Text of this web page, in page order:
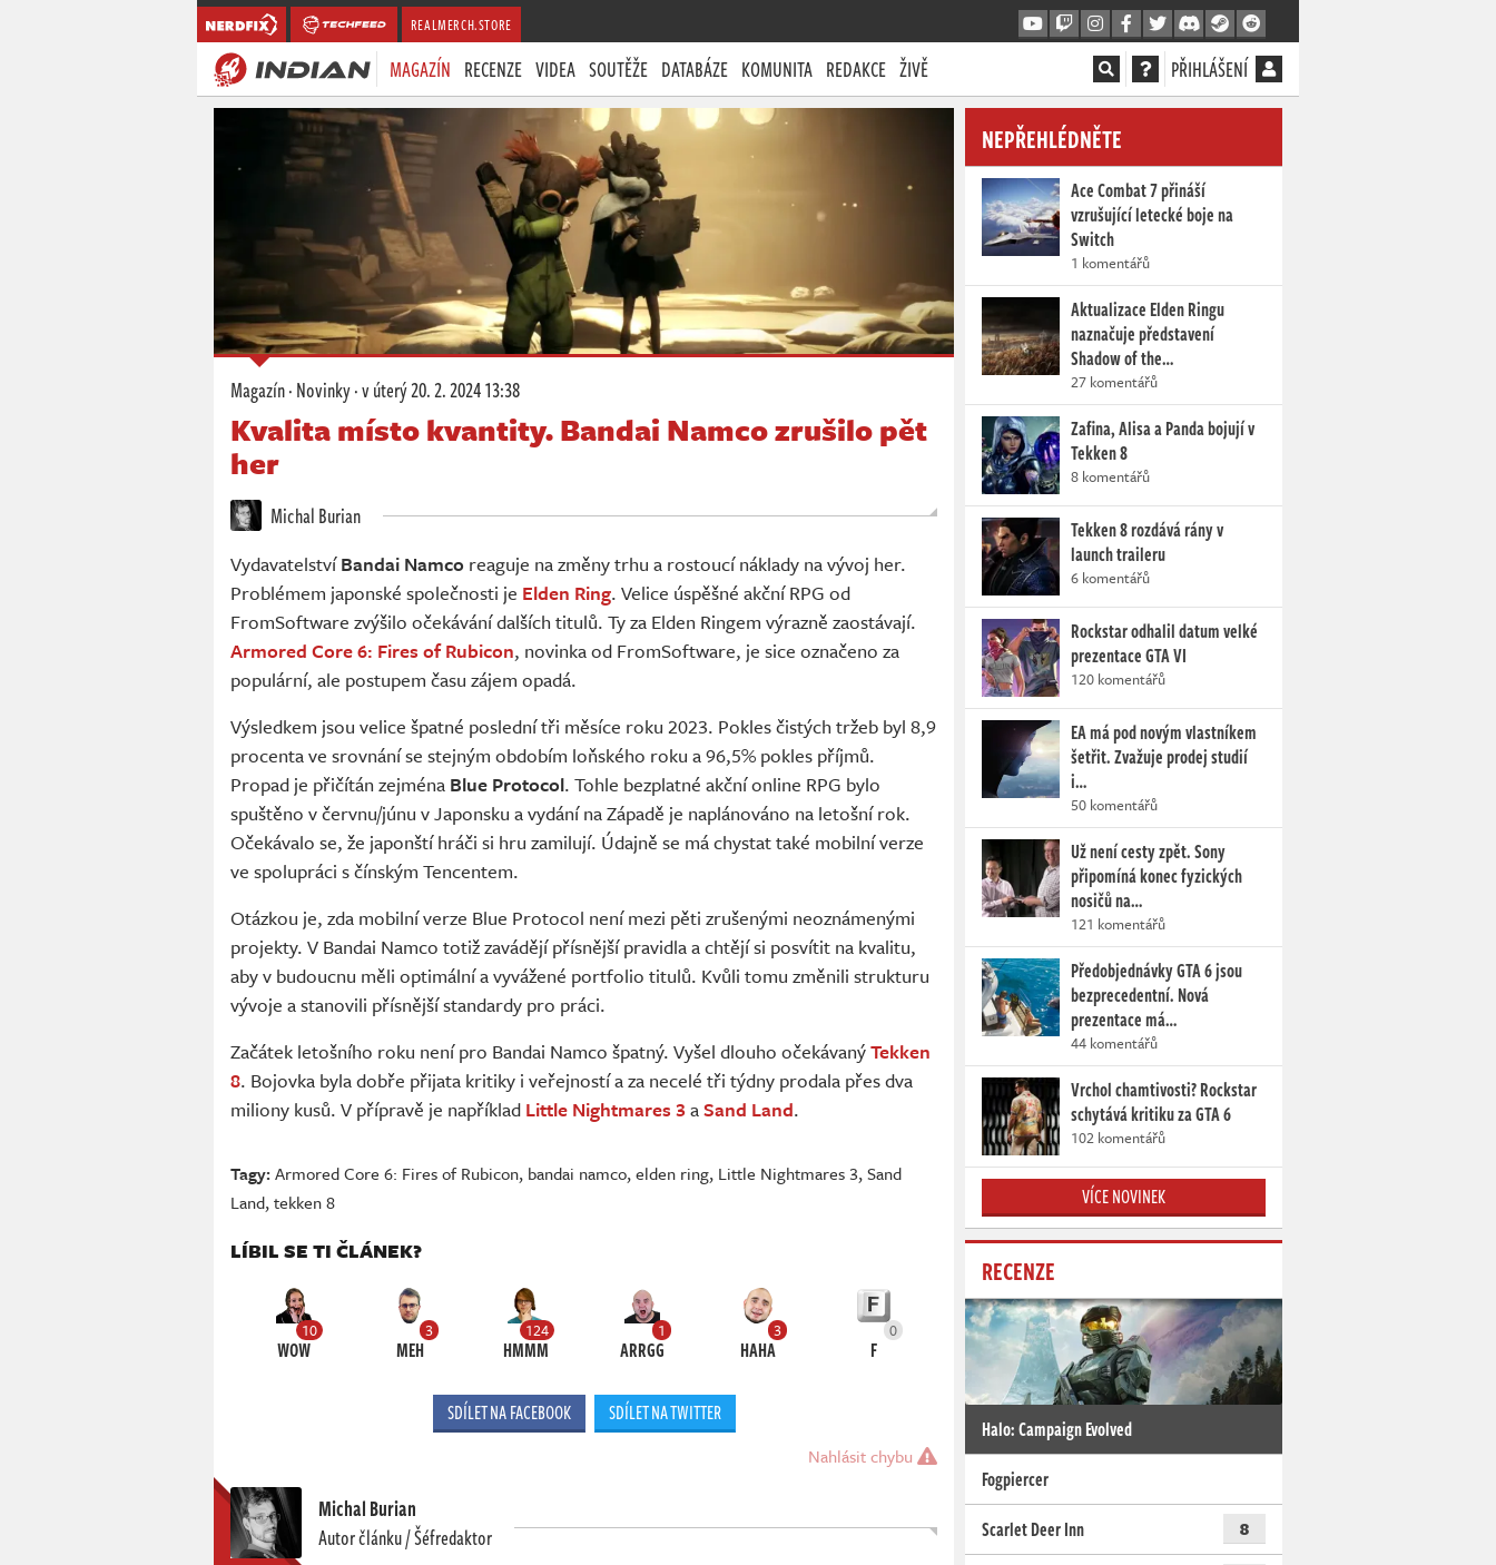
REALMERCH.STORE
MAGAZÍN RECENZE VIDEA SOUTĚŽE DATABÁZE KOMUNITA REDAKCE ŽIVĚ PŘIHLÁŠENÍ
Magazín·Novinky·v úterý20. 2. 2024 13:38
Kvalita místo kvantity. Bandai Namco zrušilo pět
her
Michal Burian
VydavatelstvíBandai Namco reaguje na změny trhu a rostoucí náklady na vývoj her.
Problémem japonské společnosti je Elden Ring. Velice úspěšné akční RPG od
FromSoftware zvýšilo očekávání dalších titulů. Ty za Elden Ringem výrazně zaostávají.
Armored Core 6: Fires of Rubicon, novinka od FromSoftware, je sice označeno za
populární, ale postupem času zájem opadá.
Výsledkem jsou velice špatné poslední tři měsíce roku 2023. Pokles čistých tržeb byl 8,9
procenta ve srovnání se stejným obdobím loňského roku a 96,5% pokles příjmů.
Propad je přičítán zejména Blue Protocol. Tohle bezplatné akční online RPG bylo
spuštěno v červnu/júnu v Japonsku a vydání na Západě je naplánováno na letošní rok.
Očekávalo se, že japonští hráči si hru zamilují. Údajně se má chystat také mobilní verze
ve spolupráci s čínským Tencentem.
Otázkou je, zda mobilní verze Blue Protocol není mezi pěti zrušenými neoznámenými
projekty. V Bandai Namco totiž zavádějí přísnější pravidla a chtějí si posvítit na kvalitu,
aby v budoucnu měli optimální a vyvážené portfolio titulů. Kvůli tomu změnili strukturu
vývoje a stanovili přísnější standardy pro práci.
Začátek letošního roku není pro Bandai Namco špatný. Vyšel dlouho očekávanýTekken
8. Bojovka byla dobře přijata kritiky i veřejností a za necelé tři týdny prodala přes dva
miliony kusů. V přípravě je například Little Nightmares 3aSand Land.
Tagy:Armored Core 6: Fires of Rubicon, bandai namco,elden ring, Little Nightmares 3,Sand
Land,tekken 8
LÍBIL SE TI ČLÁNEK?
10
WOW
3
MEH
124
HMMM
1
ARRGG
3
HAHA
0
F
SDÍLET NA FACEBOOK SDÍLET NA TWITTER
Nahlásit chybu
Michal Burian
Autor článku / Šéfredaktor
NEPŘEHLÉDNĚTE
Ace Combat 7 přináší
vzrušující letecké boje na
Switch
1 komentářů
Aktualizace Elden Ringu
naznačuje představení
Shadow of the…
27 komentářů
Zafina, Alisa a Panda bojují v
Tekken 8
8 komentářů
Tekken 8 rozdává rány v
launch traileru
6 komentářů
Rockstar odhalil datum velké
prezentace GTA VI
120 komentářů
EA má pod novým vlastníkem
šetřit. Zvažuje prodej studií
i…
50 komentářů
Už není cesty zpět. Sony
připomíná konec fyzických
nosičů na…
121 komentářů
Předobjednávky GTA 6 jsou
bezprecedentní. Nová
prezentace má…
44 komentářů
Vrchol chamtivosti? Rockstar
schytává kritiku za GTA 6
102 komentářů
VÍCE NOVINEK
RECENZE
Halo: Campaign Evolved
Fogpiercer
Scarlet Deer Inn
8